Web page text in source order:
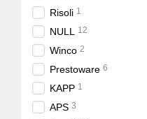
Risoli 1
NULL 12
Winco 2
Prestoware 6
KAPP 1
APS 3